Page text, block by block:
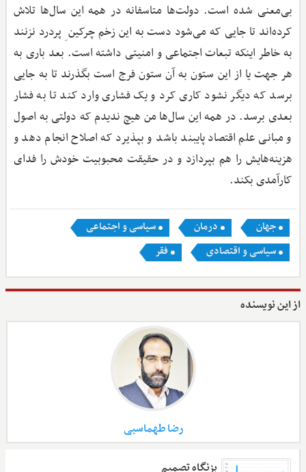
بی‌معنی شده است. دولت‌ها متاسفانه در همه این سال‌ها تلاش
کرده‌اند تا جایی که می‌شود دست به این زخم چرکین ِ پردرد نزنند
به خاطر اینکه تبعات اجتماعی و امنیتی داشته است. بعد باری به
هر جهت یا از این ستون به آن ستون فرج است بگذرند تا به جایی
برسد که دیگر نشود کاری کرد و یک فشاری وارد کند تا به فشار
بعدی برسد. در همه این سال‌ها من هیچ ندیدم که دولتی به اصول
و مبانی علم اقتصاد پایبند باشد و بپذیرد که اصلاح انجام دهد و
هزینه‌هایش را هم بپردازد و در حقیقت محبوبیت خودش را فدای
کارآمدی بکند.
جهان درمان
سیاسی و اجتماعی
سیاسی و اقتصادی
فقر
از این نویسنده
رضا طهماسبی
بزنگاه تصمیم